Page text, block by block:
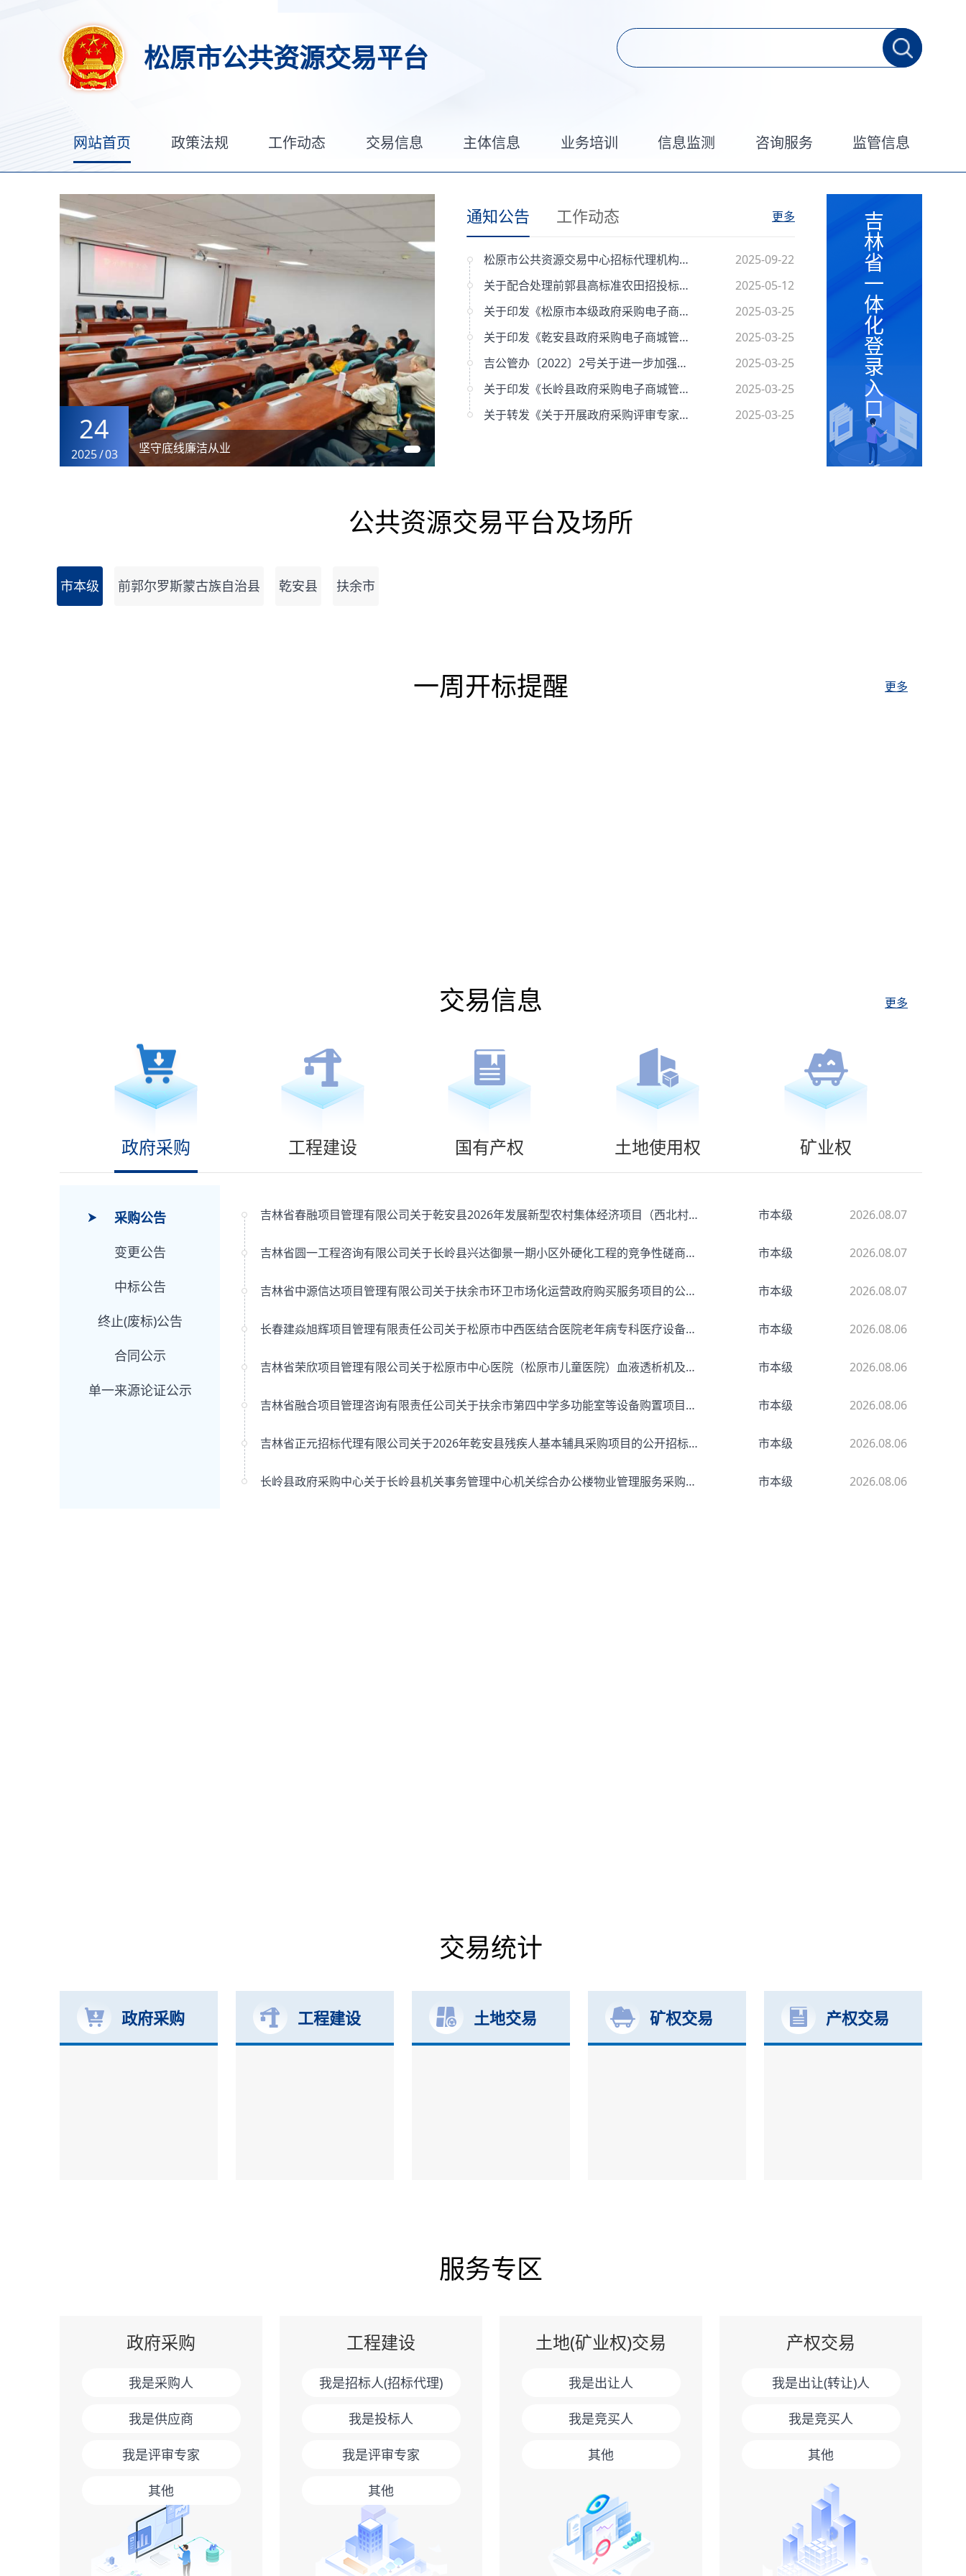
松原市公共资源交易平台
网站首页 政策法规 工作动态 交易信息 主体信息 业务培训 信息监测 咨询服务 监管信息
松原市公共资源交易中心廉政警示会议
03
2023/02
24
通知公告 工作动态
松原市公共资源交易中心招标代理机构进场行为规范等级评价暂行办法
2025-09-22
关于配合处理前郭县高标准农田招投标串通投标问题的函
2025-05-12
关于印发《松原市本级政府采购电子商城管理暂行办法》的通知
2025-03-25
关于印发《乾安县政府采购电子商城管理暂行办法》的通知
2025-03-25
吉公管办〔2022〕2号关于进一步加强公共资源交易平台疫情防控工作的通知
2025-03-25
关于印发《长岭县政府采购电子商城管理暂行办法》的通知长财采购〔2022〕73号
2025-03-25
关于转发《关于开展政府采购评审专家履职评价工作的通知》的通知
2025-03-25
吉
林
省
一
体
化
登
录
入
口
公共资源交易平台及场所
市本级 前郭尔罗斯蒙古族自治县 乾安县 扶余市
一周开标提醒
交易统计
政府采购 工程建设 土地交易 矿权交易 产权交易
交易信息
政府采购 工程建设 国有产权 土地使用权 矿业权
采购公告
变更公告
中标公告
终止(废标)公告
合同公示
单一来源论证公示
吉林省春融项目管理有限公司关于乾安县2026年发展新型农村集体经济项目（西北村）的竞争性磋商公告 市本级 2026.08.07
吉林省圆一工程咨询有限公司关于长岭县兴达御景一期小区外硬化工程的竞争性磋商公告 市本级 2026.08.07
吉林省中源信达项目管理有限公司关于扶余市环卫市场化运营政府购买服务项目的公开招标公告 市本级 2026.08.07
长春建焱旭辉项目管理有限责任公司关于松原市中西医结合医院老年病专科医疗设备采购项目的竞争性磋商公告 市本级 2026.08.06
吉林省荣欣项目管理有限公司关于松原市中心医院（松原市儿童医院）血液透析机及血液滤过机医疗设备采购项目的竞争性谈判公告 市本级 2026.08.06
吉林省融合项目管理咨询有限责任公司关于扶余市第四中学多功能室等设备购置项目的公开招标公告 市本级 2026.08.06
吉林省正元招标代理有限公司关于2026年乾安县残疾人基本辅具采购项目的公开招标公告 市本级 2026.08.06
长岭县政府采购中心关于长岭县机关事务管理中心机关综合办公楼物业管理服务采购项目的竞争性磋商公告 市本级 2026.08.06
服务专区
政府采购
我是采购人
我是供应商
我是评审专家
其他
工程建设
我是招标人(招标代理)
我是投标人
我是评审专家
其他
土地(矿业权)交易
我是出让人
我是竞买人
其他
产权交易
我是出让(转让)人
我是竞买人
其他